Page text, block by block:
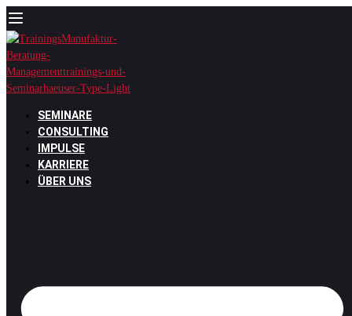
Zum
Inhalt
springen
SEMINARE
CONSULTING
IMPULSE
KARRIERE
ÜBER UNS